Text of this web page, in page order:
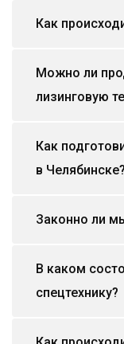
Как
Можно ли
лизинговую
Как
в Челябинске?
Законно ли
В каком
спецтехнику?